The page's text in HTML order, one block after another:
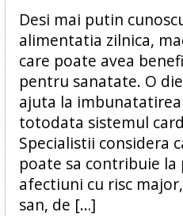
Desi mai putin
alimentatia zilnica,
care poate avea
pentru sanatate. O
ajuta la
totodata sistemul
Specialistii considera
poate sa contribuie
afectiuni cu risc
san, de […]